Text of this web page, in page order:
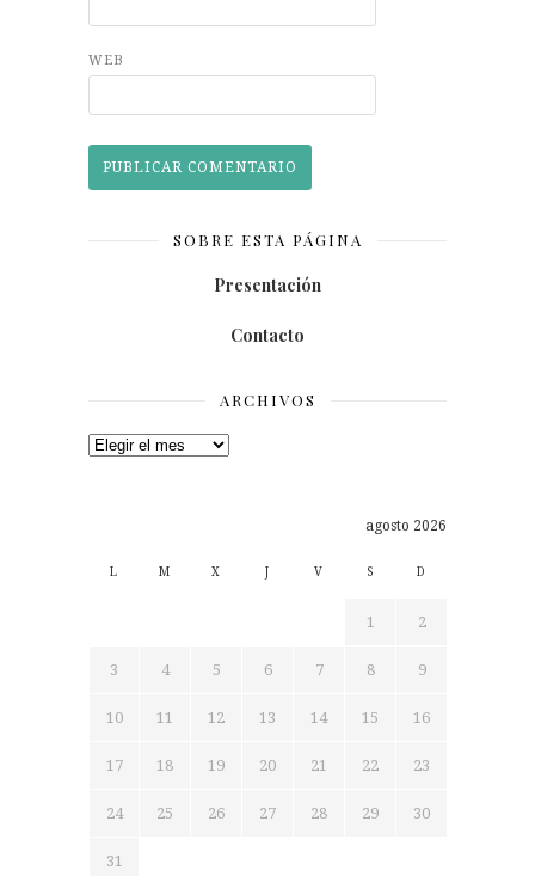
WEB
SOBRE ESTA PÁGINA
Presentación
Contacto
ARCHIVOS
Archivos
agosto 2026
L M X V S D
1 2
3 4 5 6 7 8 9
10 11 12 13 14 15 16
17 18 19 20 21 22 23
24 25 26 27 28 29 30
31